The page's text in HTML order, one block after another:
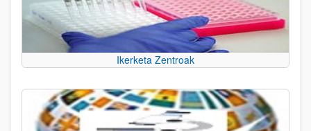
Ikerketa Zentroak